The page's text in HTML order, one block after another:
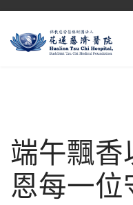
端午飄
恩每一位